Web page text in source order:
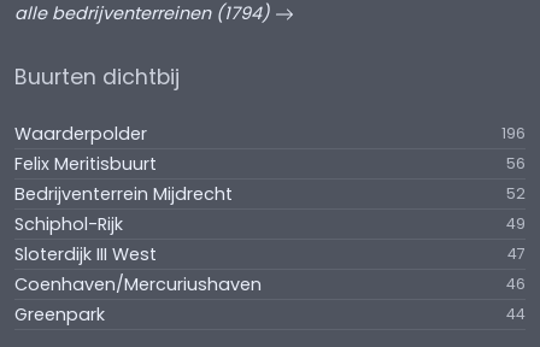
alle bedrijventerreinen (1794)
Buurten dichtbij
Waarderpolder 196
Felix Meritisbuurt 56
Bedrijventerrein Mijdrecht 52
Schiphol-Rijk 49
Sloterdijk III West 47
Coenhaven/Mercuriushaven 46
Greenpark 44